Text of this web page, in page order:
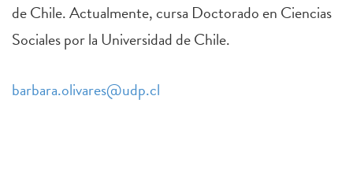
de Chile. Actualmente, cursa Doctorado en Ciencias
Sociales por la Universidad de Chile.
barbara.olivares@udp.cl